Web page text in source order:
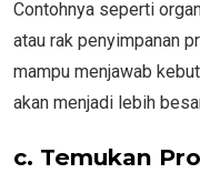
Contohnya seperti
atau rak penyimpanan
mampu menjawab
akan menjadi lebih
c. Temukan